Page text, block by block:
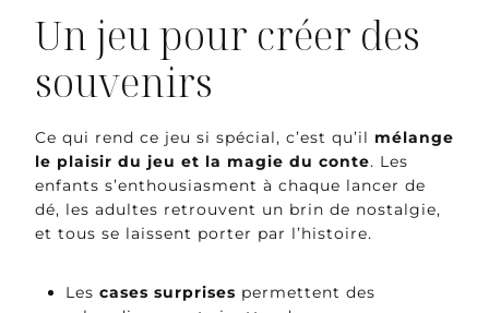
Un jeu pour créer des
souvenirs
Ce qui rend ce jeu si spécial, c’est qu’il mélange
le plaisir du jeu et la magie du conte. Les
enfants s’enthousiasment à chaque lancer de
dé, les adultes retrouvent un brin de nostalgie,
et tous se laissent porter par l’histoire.
Les cases surprises permettent des